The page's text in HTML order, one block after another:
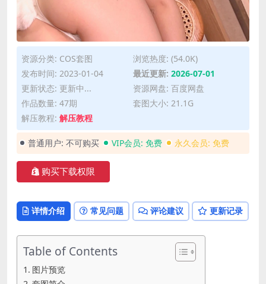
资源分类: COS套图
浏览热度: (54.0K)
发布时间: 2023-01-04
最近更新: 2026-07-01
更新状态: 更新中...
资源网盘: 百度网盘
作品数量: 47期
套图大小: 21.1G
解压教程: 解压教程
普通用户: 不可购买 VIP会员: 免费 永久会员: 免费
购买下载权限
详情介绍 常见问题 评论建议 更新记录
Table of Contents
图片预览